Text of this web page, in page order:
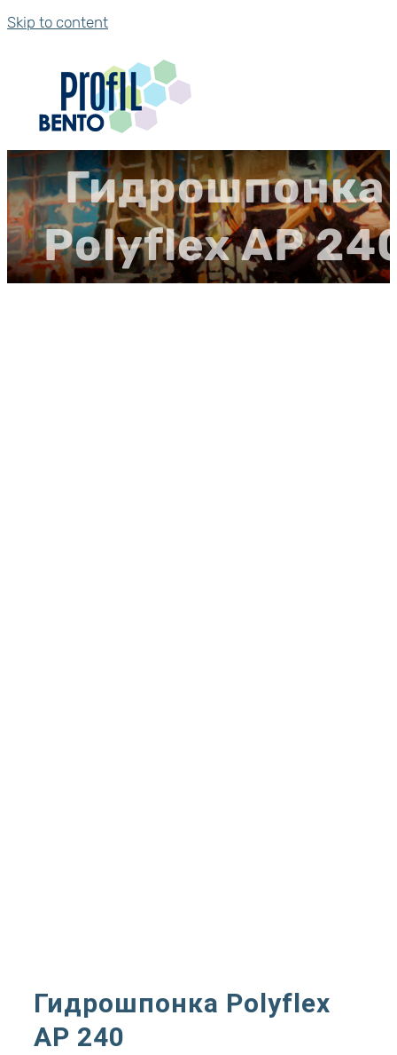
Skip to content
Гидрошпонка
Polyflex АР
Гидрошпонка Polyflex
АР 240